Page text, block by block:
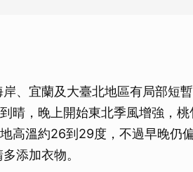
、宜蘭及大臺北地區有局部短
晴，晚上開始東北季風增強，桃
高溫約26到29度，不過早晚仍
添加衣物。